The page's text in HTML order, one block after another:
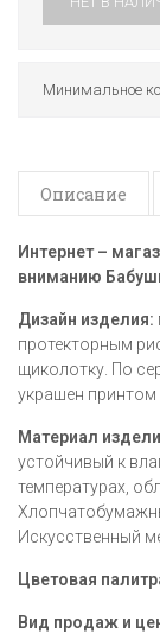
Минимальное
Описание
Интернет –
вниманию
Дизайн изделия:
протекторным
щиколотку. По
украшен принтом
Материал
устойчивый к
температурах,
Искусственный
Цветовая
Вид продаж и